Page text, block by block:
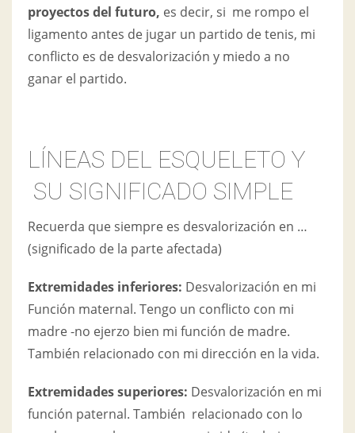
proyectos del futuro, es decir, si me rompo el
ligamento antes de jugar un partido de tenis, mi
conflicto es de desvalorización y miedo a no
ganar el partido.
LÍNEAS DEL ESQUELETO Y
SU SIGNIFICADO SIMPLE
Recuerda que siempre es desvalorización en …
(significado de la parte afectada)
Extremidades inferiores: Desvalorización en mi
Función maternal. Tengo un conflicto con mi
madre -no ejerzo bien mi función de madre.
También relacionado con mi dirección en la vida.
Extremidades superiores: Desvalorización en mi
función paternal. También relacionado con lo